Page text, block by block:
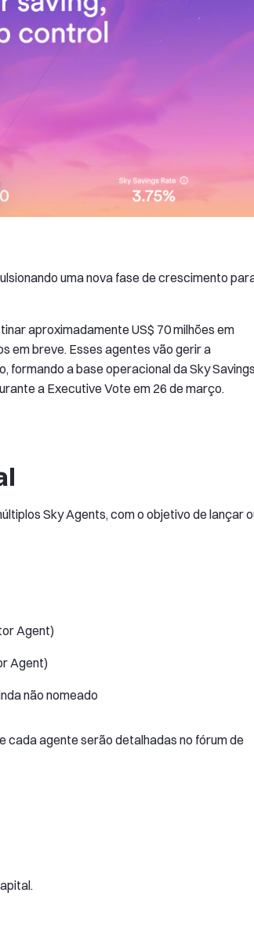
uma nova fase de crescimento
aproximadamente US$ 70 milhões em
em breve. Esses agentes vão gerir a
a base operacional da Sky
a Executive Vote em 26 de março.
Sky Agents, com o objetivo de lançar
Agent)
Agent)
não nomeado
agente serão detalhadas no fórum de